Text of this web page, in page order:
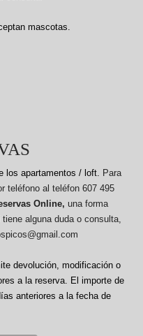
mascotas.
los apartamentos / loft. Para
teléfono al teléfon 607 495
Online, una forma
alguna duda o consulta,
devolución, modificación o
a la reserva. El importe de
anteriores a la fecha de